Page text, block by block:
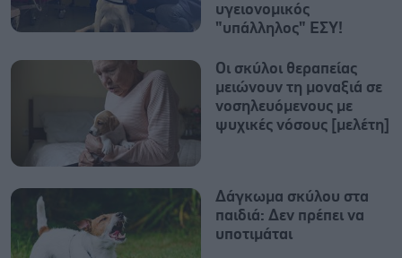
υγειονομικός
"υπάλληλος" ΕΣΥ!
Οι σκύλοι θεραπείας
μειώνουν τη μοναξιά σε
νοσηλευόμενους με
ψυχικές νόσους [μελέτη]
Δάγκωμα σκύλου στα
παιδιά: Δεν πρέπει να
υποτιμάται